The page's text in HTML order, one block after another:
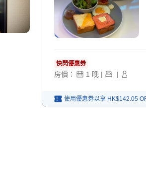
快閃優惠券
房價： 1 晚 | |
使用優惠券以享 HK$142.05